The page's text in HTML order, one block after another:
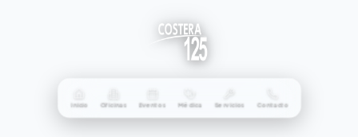
Inicio Oficinas Eventos Médica Servicios Contacto